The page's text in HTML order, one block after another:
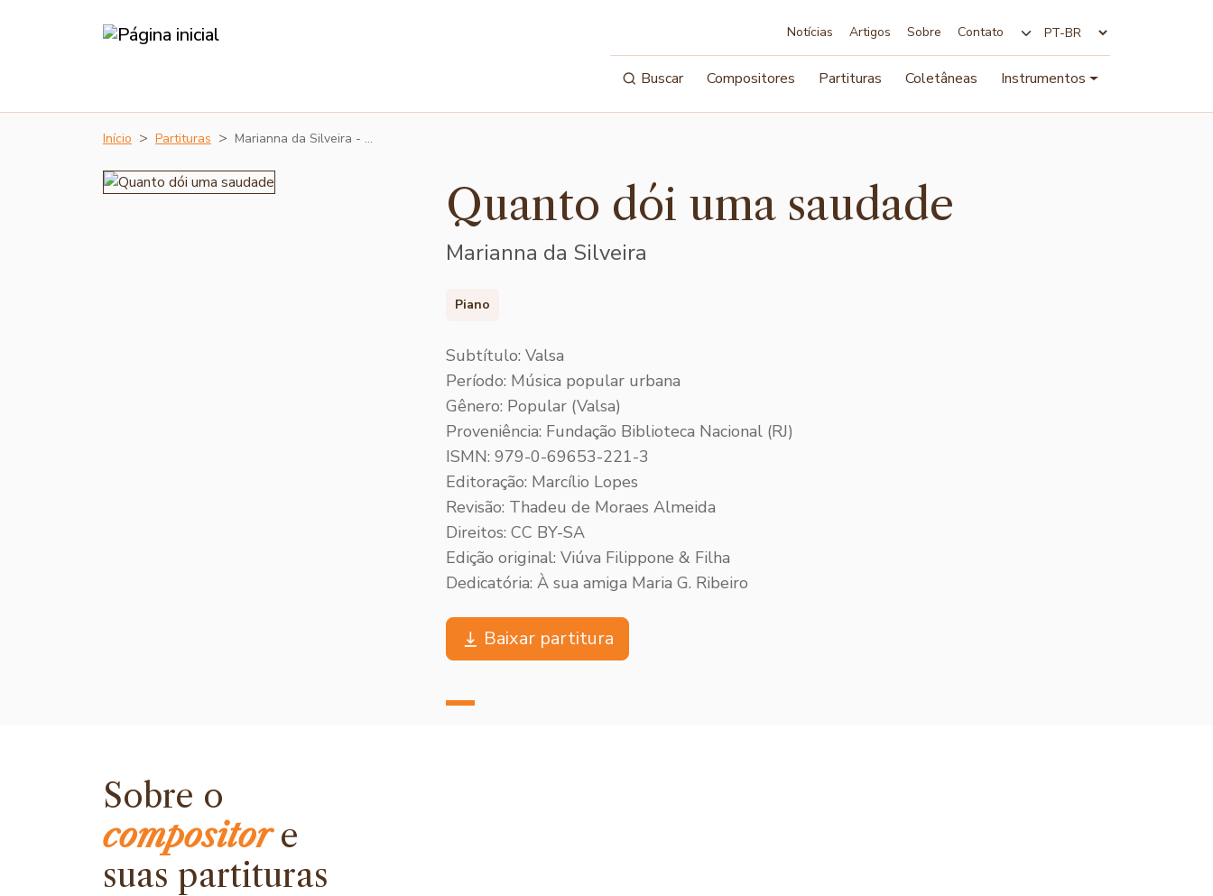
Notícias Artigos Sobre Contato
Buscar Compositores Partituras Coletâneas Instrumentos
Início Partituras Marianna da Silveira - …
Quanto dói uma saudade
Marianna da Silveira
Piano
Subtítulo: Valsa
Período: Música popular urbana
Gênero: Popular (Valsa)
Proveniência: Fundação Biblioteca Nacional (RJ)
ISMN: 979-0-69653-221-3
Editoração: Marcílio Lopes
Revisão: Thadeu de Moraes Almeida
Direitos: CC BY-SA
Edição original: Viúva Filippone & Filha
Dedicatória: À sua amiga Maria G. Ribeiro
Baixar partitura
Sobre o
compositore
suas partituras